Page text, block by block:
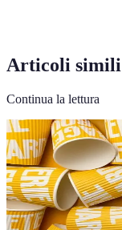
Articoli simili
Continua la lettura